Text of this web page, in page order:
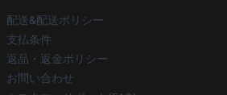
配送&配送ポリシー
支払条件
返品・返金ポリシー
お問い合わせ